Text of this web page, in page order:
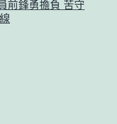
前鋒勇擔負 苦守